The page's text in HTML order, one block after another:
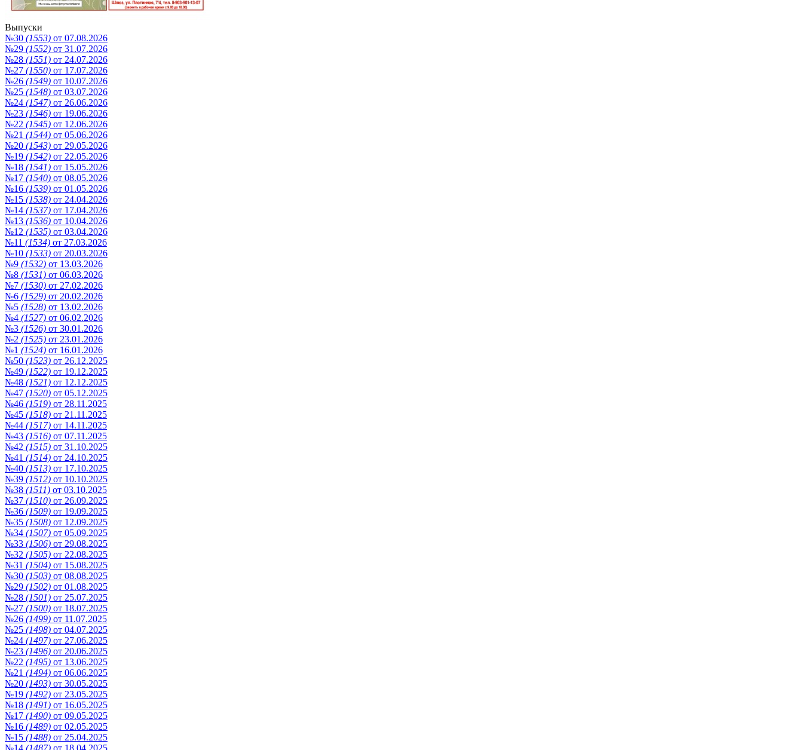
Выпуски
№30 (1553) от 07.08.2026
№29 (1552) от 31.07.2026
№28 (1551) от 24.07.2026
№27 (1550) от 17.07.2026
№26 (1549) от 10.07.2026
№25 (1548) от 03.07.2026
№24 (1547) от 26.06.2026
№23 (1546) от 19.06.2026
№22 (1545) от 12.06.2026
№21 (1544) от 05.06.2026
№20 (1543) от 29.05.2026
№19 (1542) от 22.05.2026
№18 (1541) от 15.05.2026
№17 (1540) от 08.05.2026
№16 (1539) от 01.05.2026
№15 (1538) от 24.04.2026
№14 (1537) от 17.04.2026
№13 (1536) от 10.04.2026
№12 (1535) от 03.04.2026
№11 (1534) от 27.03.2026
№10 (1533) от 20.03.2026
№9 (1532) от 13.03.2026
№8 (1531) от 06.03.2026
№7 (1530) от 27.02.2026
№6 (1529) от 20.02.2026
№5 (1528) от 13.02.2026
№4 (1527) от 06.02.2026
№3 (1526) от 30.01.2026
№2 (1525) от 23.01.2026
№1 (1524) от 16.01.2026
№50 (1523) от 26.12.2025
№49 (1522) от 19.12.2025
№48 (1521) от 12.12.2025
№47 (1520) от 05.12.2025
№46 (1519) от 28.11.2025
№45 (1518) от 21.11.2025
№44 (1517) от 14.11.2025
№43 (1516) от 07.11.2025
№42 (1515) от 31.10.2025
№41 (1514) от 24.10.2025
№40 (1513) от 17.10.2025
№39 (1512) от 10.10.2025
№38 (1511) от 03.10.2025
№37 (1510) от 26.09.2025
№36 (1509) от 19.09.2025
№35 (1508) от 12.09.2025
№34 (1507) от 05.09.2025
№33 (1506) от 29.08.2025
№32 (1505) от 22.08.2025
№31 (1504) от 15.08.2025
№30 (1503) от 08.08.2025
№29 (1502) от 01.08.2025
№28 (1501) от 25.07.2025
№27 (1500) от 18.07.2025
№26 (1499) от 11.07.2025
№25 (1498) от 04.07.2025
№24 (1497) от 27.06.2025
№23 (1496) от 20.06.2025
№22 (1495) от 13.06.2025
№21 (1494) от 06.06.2025
№20 (1493) от 30.05.2025
№19 (1492) от 23.05.2025
№18 (1491) от 16.05.2025
№17 (1490) от 09.05.2025
№16 (1489) от 02.05.2025
№15 (1488) от 25.04.2025
№14 (1487) от 18.04.2025